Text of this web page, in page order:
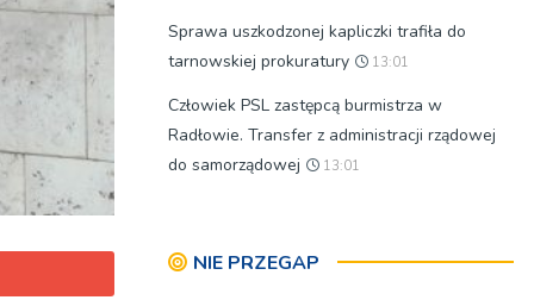
Sprawa uszkodzonej kapliczki trafiła do
tarnowskiej prokuratury
13:01
Człowiek PSL zastępcą burmistrza w
Radłowie. Transfer z administracji rządowej
do samorządowej
13:01
NIE PRZEGAP